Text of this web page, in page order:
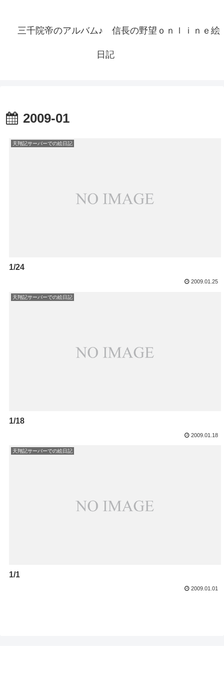
三千院帝のアルバム♪ 信長の野望ｏｎｌｉｎｅ絵
日記
2009-01
天翔記サーバーでの絵日記
1/24
2009.01.25
天翔記サーバーでの絵日記
1/18
2009.01.18
天翔記サーバーでの絵日記
1/1
2009.01.01